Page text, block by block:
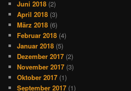
Juni 2018 (2)
April 2018 (3)
März 2018 (6)
Februar 2018 (4)
Januar 2018 (5)
Dezember 2017 (2)
November 2017 (3)
Oktober 2017 (1)
September 2017 (1)